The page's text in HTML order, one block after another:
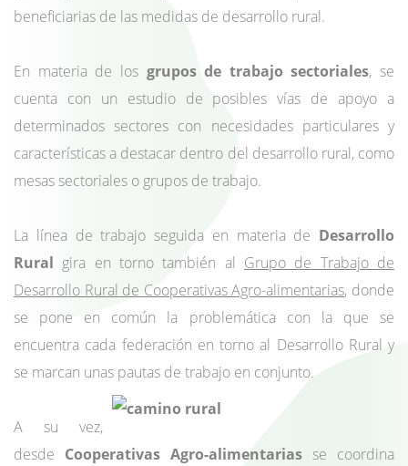
beneficiarias de las medidas de desarrollo rural.
En materia de los grupos de trabajo sectoriales, se
cuenta con un estudio de posibles vías de apoyo a
determinados sectores con necesidades particulares y
características a destacar dentro del desarrollo rural, como
mesas sectoriales o grupos de trabajo.
La línea de trabajo seguida en materia de Desarrollo
Rural gira en torno también al Grupo de Trabajo de
Desarrollo Rural de Cooperativas Agro-alimentarias, donde
se pone en común la problemática con la que se
encuentra cada federación en torno al Desarrollo Rural y
se marcan unas pautas de trabajo en conjunto.
A su vez,
desde Cooperativas Agro-alimentarias se coordina